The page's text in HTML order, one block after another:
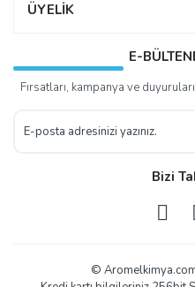
ÜYELİK
E-
Fırsatları, kampanya ve
Bizi
© Aromelkimya.com